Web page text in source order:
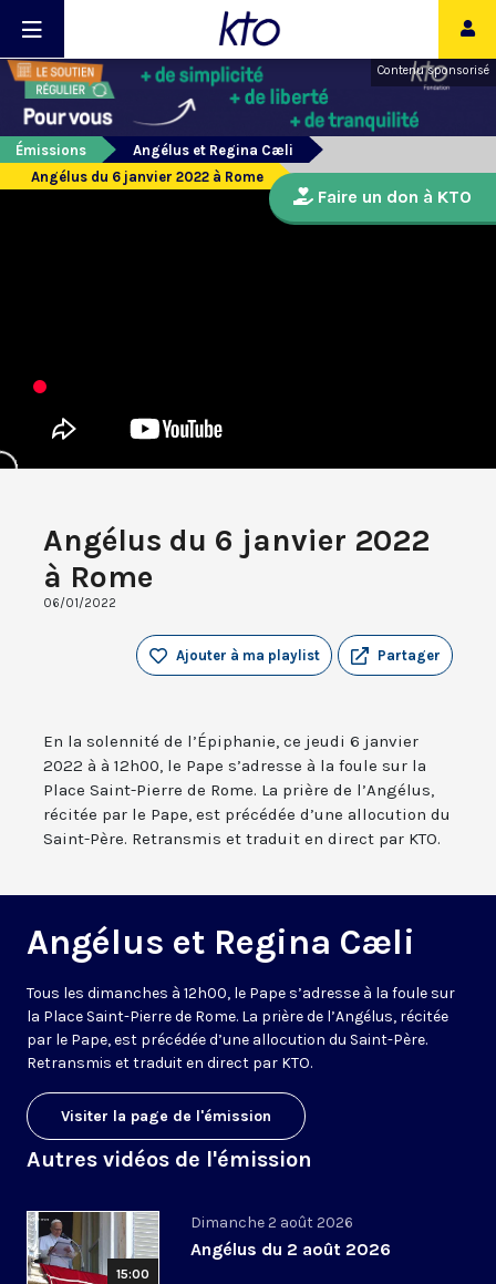
Contenu sponsorisé
Émissions
Angélus et Regina Cæli
Angélus du 6 janvier 2022 à Rome
Angélus du 6 janvier 2022
à Rome
06/01/2022
Partager
Ajouter à ma playlist
En la solennité de l’Épiphanie, ce jeudi 6 janvier
2022 à à 12h00, le Pape s’adresse à la foule sur la
Place Saint-Pierre de Rome. La prière de l’Angélus,
récitée par le Pape, est précédée d’une allocution du
Saint-Père. Retransmis et traduit en direct par KTO.
Angélus et Regina Cæli
Tous les dimanches à 12h00, le Pape s’adresse à la foule sur
la Place Saint-Pierre de Rome. La prière de l’Angélus, récitée
par le Pape, est précédée d’une allocution du Saint-Père.
Retransmis et traduit en direct par KTO.
Visiter la page de l'émission
Autres vidéos de l'émission
15:00
Dimanche 2 août 2026
Angélus du 2 août 2026
Faire un don à KTO